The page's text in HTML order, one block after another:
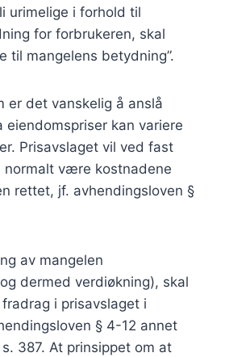
urimelige i forhold til
for forbrukeren, skal
til mangelens betydning”.
er det vanskelig å anslå
eiendomspriser kan variere
Prisavslaget vil ved fast
normalt være kostnadene
rettet, jf. avhendingsloven §
av mangelen
dermed verdiøkning), skal
i prisavslaget i
§ 4-12 annet
387. At prinsippet om at